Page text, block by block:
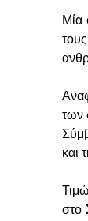
Μία
των
και
στο